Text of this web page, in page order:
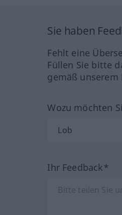
Sie haben
Fehlt eine
Füllen Sie bitte
gemäß
Wozu möchten
Ihr Feedback*